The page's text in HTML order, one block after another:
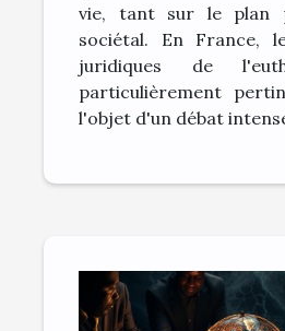
vie, tant sur le plan
sociétal. En France,
juridiques de
particulièrement
l'objet d'un débat